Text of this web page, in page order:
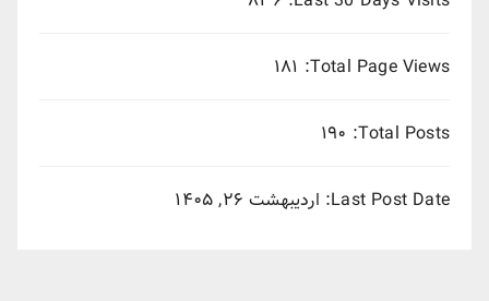
Total Page Views: ۱۸۱
Total Posts: ۱۹۰
Last Post Date: اردیبهشت ۲۶, ۱۴۰۵